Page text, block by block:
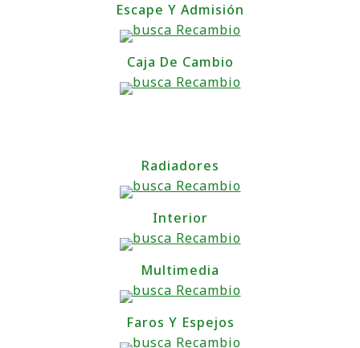
Escape Y Admisión
Caja De Cambio
Radiadores
Interior
Multimedia
Faros Y Espejos